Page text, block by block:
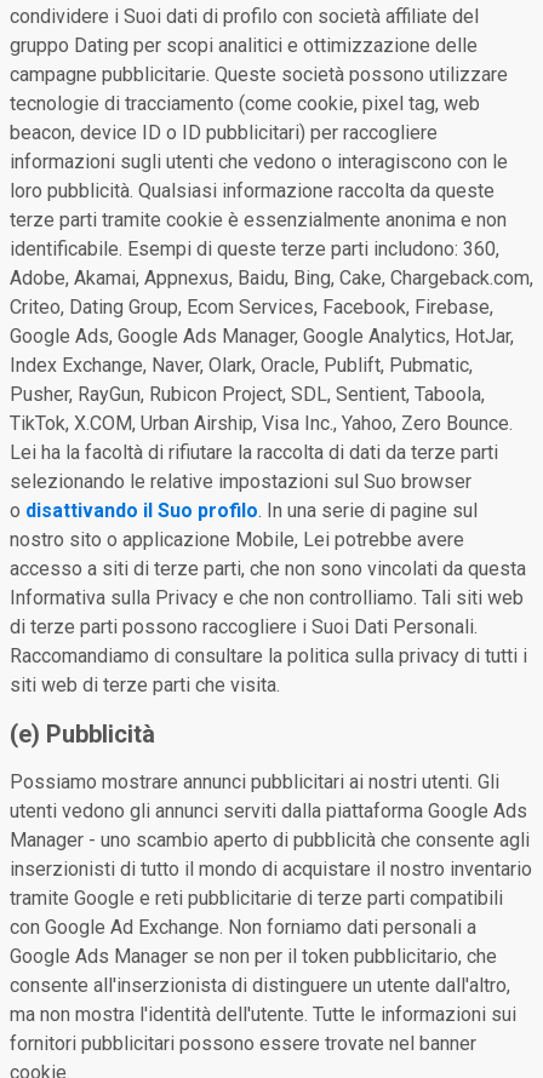
condividere i Suoi dati di profilo con società affiliate del
gruppo Dating per scopi analitici e ottimizzazione delle
campagne pubblicitarie. Queste società possono utilizzare
tecnologie di tracciamento (come cookie, pixel tag, web
beacon, device ID o ID pubblicitari) per raccogliere
informazioni sugli utenti che vedono o interagiscono con le
loro pubblicità. Qualsiasi informazione raccolta da queste
terze parti tramite cookie è essenzialmente anonima e non
identificabile. Esempi di queste terze parti includono: 360,
Adobe, Akamai, Appnexus, Baidu, Bing, Cake, Chargeback.com,
Criteo, Dating Group, Ecom Services, Facebook, Firebase,
Google Ads, Google Ads Manager, Google Analytics, HotJar,
Index Exchange, Naver, Olark, Oracle, Publift, Pubmatic,
Pusher, RayGun, Rubicon Project, SDL, Sentient, Taboola,
TikTok, X.COM, Urban Airship, Visa Inc., Yahoo, Zero Bounce.
Lei ha la facoltà di rifiutare la raccolta di dati da terze parti
selezionando le relative impostazioni sul Suo browser
o disattivando il Suo profilo. In una serie di pagine sul
nostro sito o applicazione Mobile, Lei potrebbe avere
accesso a siti di terze parti, che non sono vincolati da questa
Informativa sulla Privacy e che non controlliamo. Tali siti web
di terze parti possono raccogliere i Suoi Dati Personali.
Raccomandiamo di consultare la politica sulla privacy di tutti i
siti web di terze parti che visita.
(e) Pubblicità
Possiamo mostrare annunci pubblicitari ai nostri utenti. Gli
utenti vedono gli annunci serviti dalla piattaforma Google Ads
Manager - uno scambio aperto di pubblicità che consente agli
inserzionisti di tutto il mondo di acquistare il nostro inventario
tramite Google e reti pubblicitarie di terze parti compatibili
con Google Ad Exchange. Non forniamo dati personali a
Google Ads Manager se non per il token pubblicitario, che
consente all'inserzionista di distinguere un utente dall'altro,
ma non mostra l'identità dell'utente. Tutte le informazioni sui
fornitori pubblicitari possono essere trovate nel banner
cookie.